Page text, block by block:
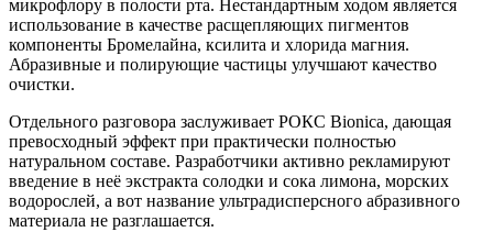
микрофлору в полости рта. Нестандартным ходом является
использование в качестве расщепляющих пигментов
компоненты Бромелайна, ксилита и хлорида магния.
Абразивные и полирующие частицы улучшают качество
очистки.
Отдельного разговора заслуживает РОКС Bionica, дающая
превосходный эффект при практически полностью
натуральном составе. Разработчики активно рекламируют
введение в неё экстракта солодки и сока лимона, морских
водорослей, а вот название ультрадисперсного абразивного
материала не разглашается.